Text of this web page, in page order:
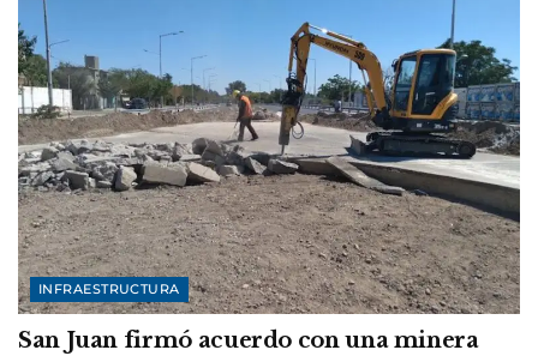
INFRAESTRUCTURA
San Juan firmó acuerdo con una minera